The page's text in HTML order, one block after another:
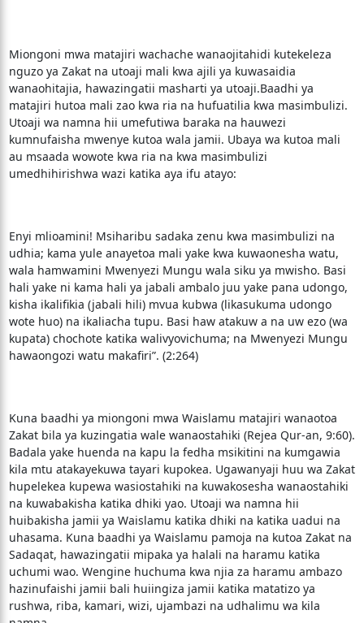
Miongoni mwa matajiri wachache wanaojitahidi kutekeleza
nguzo ya Zakat na utoaji mali kwa ajili ya kuwasaidia
wanaohitajia, hawazingatii masharti ya utoaji.Baadhi ya
matajiri hutoa mali zao kwa ria na hufuatilia kwa masimbulizi.
Utoaji wa namna hii umefutiwa baraka na hauwezi
kumnufaisha mwenye kutoa wala jamii. Ubaya wa kutoa mali
au msaada wowote kwa ria na kwa masimbulizi
umedhihirishwa wazi katika aya ifu atayo:
Enyi mlioamini! Msiharibu sadaka zenu kwa masimbulizi na
udhia; kama yule anayetoa mali yake kwa kuwaonesha watu,
wala hamwamini Mwenyezi Mungu wala siku ya mwisho. Basi
hali yake ni kama hali ya jabali ambalo juu yake pana udongo,
kisha ikalifikia (jabali hili) mvua kubwa (likasukuma udongo
wote huo) na ikaliacha tupu. Basi haw atakuw a na uw ezo (wa
kupata) chochote katika walivyovichuma; na Mwenyezi Mungu
hawaongozi watu makafiri”. (2:264)
Kuna baadhi ya miongoni mwa Waislamu matajiri wanaotoa
Zakat bila ya kuzingatia wale wanaostahiki (Rejea Qur-an, 9:60).
Badala yake huenda na kapu la fedha msikitini na kumgawia
kila mtu atakayekuwa tayari kupokea. Ugawanyaji huu wa Zakat
hupelekea kupewa wasiostahiki na kuwakosesha wanaostahiki
na kuwabakisha katika dhiki yao. Utoaji wa namna hii
huibakisha jamii ya Waislamu katika dhiki na katika uadui na
uhasama. Kuna baadhi ya Waislamu pamoja na kutoa Zakat na
Sadaqat, hawazingatii mipaka ya halali na haramu katika
uchumi wao. Wengine huchuma kwa njia za haramu ambazo
hazinufaishi jamii bali huiingiza jamii katika matatizo ya
rushwa, riba, kamari, wizi, ujambazi na udhalimu wa kila